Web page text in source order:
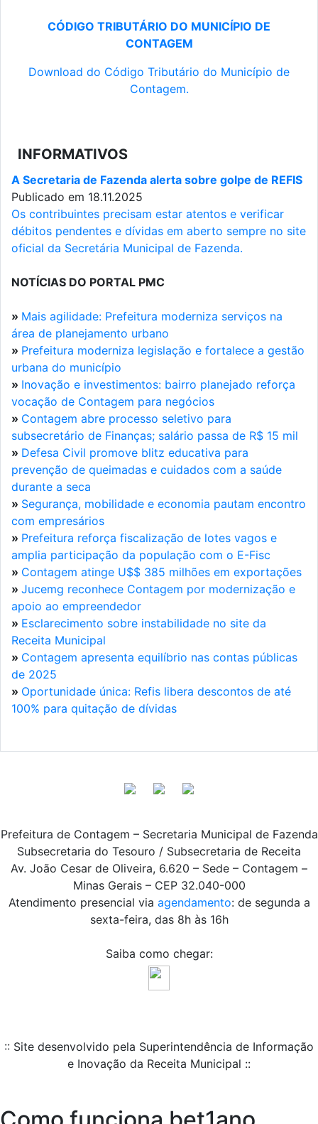
CÓDIGO TRIBUTÁRIO DO MUNICÍPIO DE
CONTAGEM
Download do Código Tributário do Município de
Contagem.
INFORMATIVOS
A Secretaria de Fazenda alerta sobre golpe de REFIS
Publicado em 18.11.2025
Os contribuintes precisam estar atentos e verificar
débitos pendentes e dívidas em aberto sempre no site
oficial da Secretária Municipal de Fazenda.
NOTÍCIAS DO PORTAL PMC
» Mais agilidade: Prefeitura moderniza serviços na
área de planejamento urbano
» Prefeitura moderniza legislação e fortalece a gestão
urbana do município
» Inovação e investimentos: bairro planejado reforça
vocação de Contagem para negócios
» Contagem abre processo seletivo para
subsecretário de Finanças; salário passa de R$ 15 mil
» Defesa Civil promove blitz educativa para
prevenção de queimadas e cuidados com a saúde
durante a seca
» Segurança, mobilidade e economia pautam encontro
com empresários
» Prefeitura reforça fiscalização de lotes vagos e
amplia participação da população com o E-Fisc
» Contagem atinge U$$ 385 milhões em exportações
» Jucemg reconhece Contagem por modernização e
apoio ao empreendedor
» Esclarecimento sobre instabilidade no site da
Receita Municipal
» Contagem apresenta equilíbrio nas contas públicas
de 2025
» Oportunidade única: Refis libera descontos de até
100% para quitação de dívidas
Prefeitura de Contagem – Secretaria Municipal de Fazenda
Subsecretaria do Tesouro / Subsecretaria de Receita
Av. João Cesar de Oliveira, 6.620 – Sede – Contagem –
Minas Gerais – CEP 32.040-000
Atendimento presencial via agendamento: de segunda a
sexta-feira, das 8h às 16h
Saiba como chegar:
:: Site desenvolvido pela Superintendência de Informação
e Inovação da Receita Municipal ::